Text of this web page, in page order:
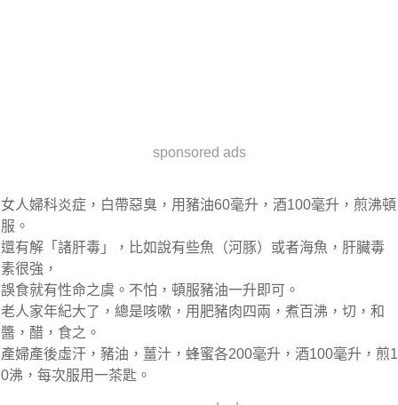
sponsored ads
女人婦科炎症，白帶惡臭，用豬油60毫升，酒100毫升，煎沸頓
服。
還有解「諸肝毒」，比如說有些魚（河豚）或者海魚，肝臟毒
素很強，
誤食就有性命之虞。不怕，頓服豬油一升即可。
老人家年紀大了，總是咳嗽，用肥豬肉四兩，煮百沸，切，和
醬，醋，食之。
產婦產後虛汗，豬油，薑汁，蜂蜜各200毫升，酒100毫升，煎1
0沸，每次服用一茶匙。